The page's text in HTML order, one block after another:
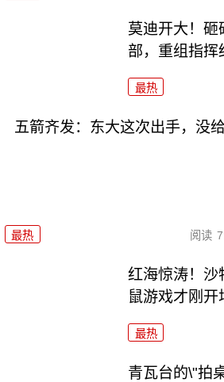
莫迪开大！砸
部，重组指挥
最热
五箭齐发：东大这次出手，没
最热 阅读
红海惊涛！沙
鼠游戏才刚开
最热
青瓦台的\"拍